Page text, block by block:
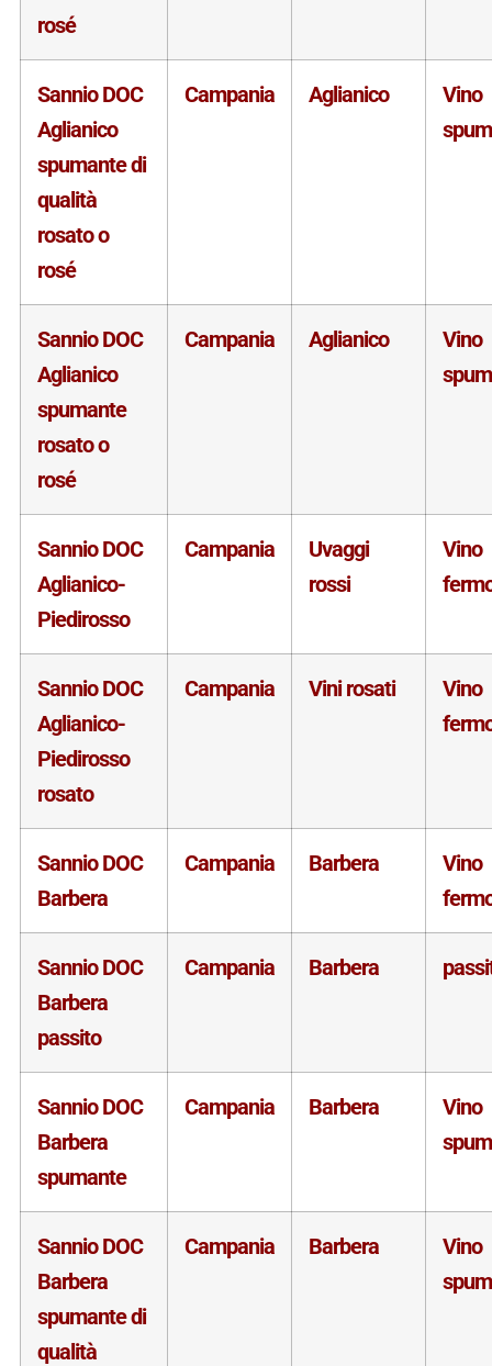
rosé
Sannio DOC
Aglianico
spumante di
qualità
rosato o
rosé
Campania Aglianico
Vino
Sannio DOC
Aglianico
spumante
rosato o
rosé
Campania Aglianico
Vino
Sannio DOC
Aglianico-
Piedirosso
Campania
Uvaggi
rossi
Vino
Sannio DOC
Aglianico-
Piedirosso
rosato
Campania Vini rosati
Vino
Sannio DOC
Barbera
Campania Barbera
Vino
Sannio DOC
Barbera
passito
Campania Barbera
Sannio DOC
Barbera
spumante
Campania Barbera
Vino
Sannio DOC
Barbera
spumante di
qualità
Campania Barbera
Vino